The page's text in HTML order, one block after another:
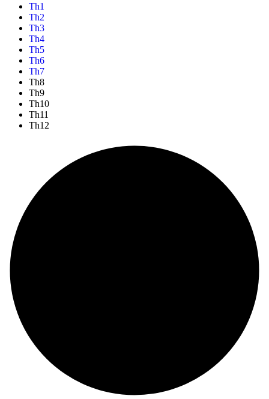
Th1
Th2
Th3
Th4
Th5
Th6
Th7
Th8
Th9
Th10
Th11
Th12